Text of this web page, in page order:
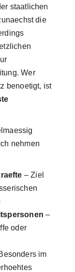
staatlichen
die
Wer
benoetigt, ist
nehmen
– Ziel
–
oder
im